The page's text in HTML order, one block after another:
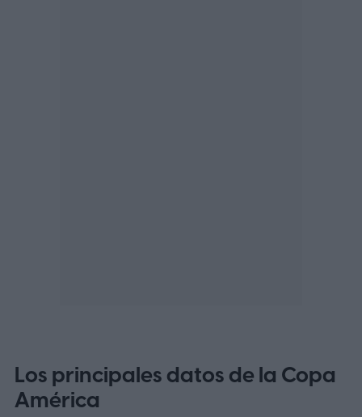
Los principales datos de la Copa
América